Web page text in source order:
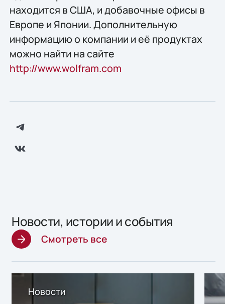
находится в США, и добавочные офисы в
Европе и Японии. Дополнительную
информацию о компании и её продуктах
можно найти на сайте
http://www.wolfram.com
Новости, истории и события
Смотреть все
Новости